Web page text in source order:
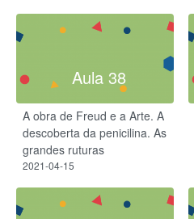
Aula 38
A obra de Freud e a Arte. A
descoberta da penicilina. As
grandes ruturas
2021-04-15